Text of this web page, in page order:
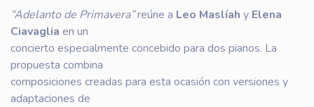
“Adelanto de Primavera”reúne a Leo Maslíah y Elena
Ciavaglia en un
concierto especialmente concebido para dos pianos. La
propuesta combina
composiciones creadas para esta ocasión con versiones y
adaptaciones de